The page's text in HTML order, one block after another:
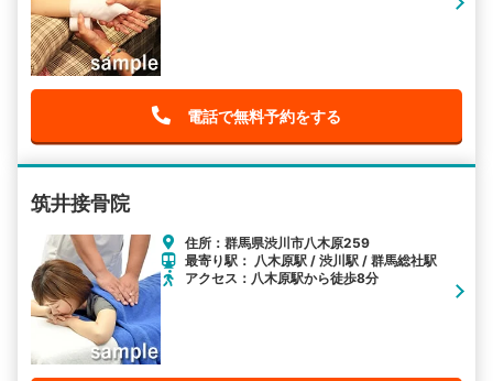
電話で無料予約をする
筑井接骨院
住所：群馬県渋川市八木原259
最寄り駅： 八木原駅 / 渋川駅 / 群馬総社駅
アクセス：八木原駅から徒歩8分